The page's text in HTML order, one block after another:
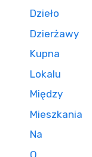
Dzieło
Dzierżawy
Kupna
Lokalu
Między
Mieszkania
Na
O